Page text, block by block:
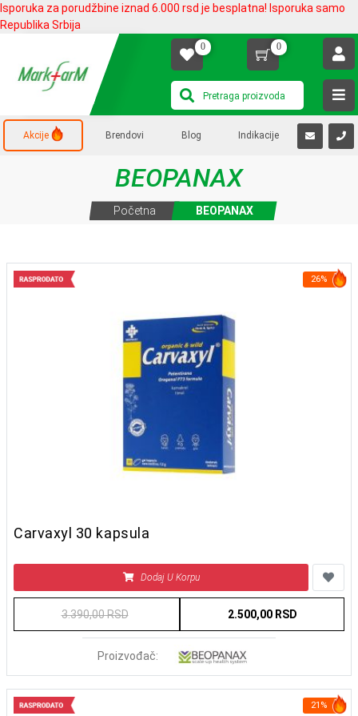
Isporuka za porudžbine iznad 6.000 rsd je besplatna! Isporuka samo
Republika Srbija
0 0
Akcije Brendovi Blog Indikacije
BEOPANAX
Početna BEOPANAX
26%
Carvaxyl 30 kapsula
Dodaj U Korpu
3.390,00 RSD 2.500,00 RSD
Proizvođač:
21%